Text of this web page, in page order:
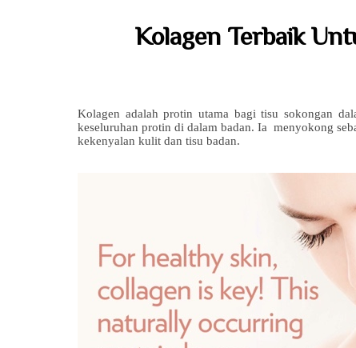
Kolagen Terbaik
Kolagen adalah protin utama bagi tisu sokongan
keseluruhan protin di dalam badan. Ia menyokong
kekenyalan kulit dan tisu badan.